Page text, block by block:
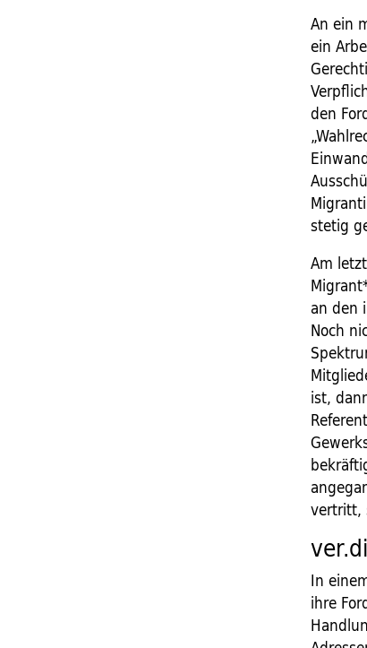
An ein
ein
den
stetig
Am
an den
Noch
ist,
vertritt,
In
ihre